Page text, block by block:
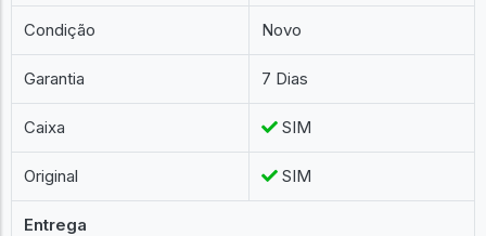
Condição Novo
Garantia 7 Dias
Caixa SIM
Original SIM
Entrega